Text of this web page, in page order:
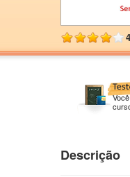
Descrição